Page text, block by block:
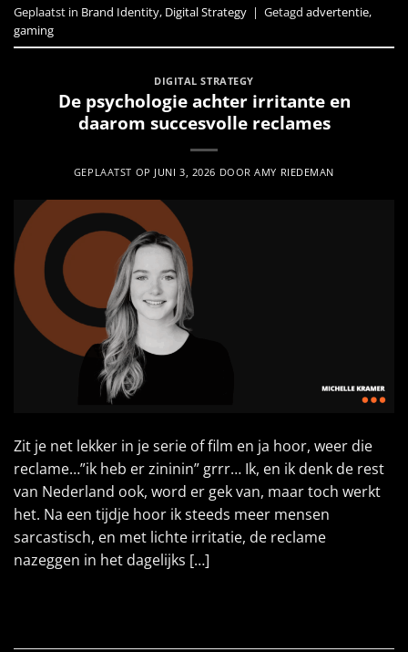
Geplaatst in Brand Identity, Digital Strategy | Getagd advertentie,
gaming
DIGITAL STRATEGY
De psychologie achter irritante en
daarom succesvolle reclames
GEPLAATST OP JUNI 3, 2026 DOORAMY RIEDEMAN
Zit je net lekker in je serie of film en ja hoor, weer die
reclame…”ik heb er zininin” grrr… Ik, en ik denk de rest
van Nederland ook, word er gek van, maar toch werkt
het. Na een tijdje hoor ik steeds meer mensen
sarcastisch, en met lichte irritatie, de reclame
nazeggen in het dagelijks […]